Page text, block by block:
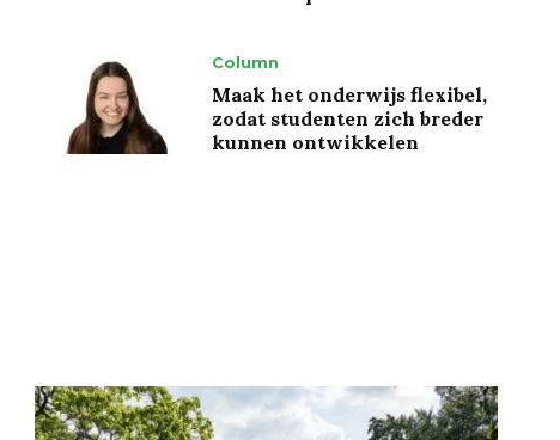
Column
Maak het onderwijs flexibel,
zodat studenten zich breder
kunnen ontwikkelen